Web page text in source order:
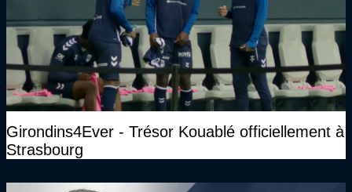
Girondins4Ever - Trésor Kouablé officiellement à
Strasbourg